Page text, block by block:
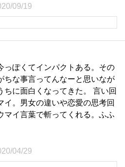
09/19
っぽくてインパクトある。その
ちな事言ってんなーと思いなが
ちに面白くなってきた。 言い回
イ。男女の違いや恋愛の思考回
マイ言葉で斬ってくれる。ふふ
04/29